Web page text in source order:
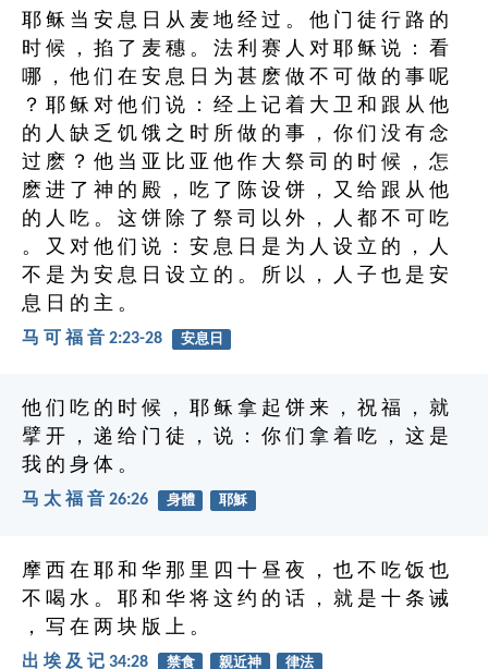
耶 稣 当 安 息 日 从 麦 地 经 过 。 他 门 徒 行 路 的
时 候 ， 掐 了 麦 穗 。 法 利 赛 人 对 耶 稣 说 ： 看
哪 ， 他 们 在 安 息 日 为 甚 麽 做 不 可 做 的 事 呢
？ 耶 稣 对 他 们 说 ： 经 上 记 着 大 卫 和 跟 从 他
的 人 缺 乏 饥 饿 之 时 所 做 的 事 ， 你 们 没 有 念
过 麽 ？ 他 当 亚 比 亚 他 作 大 祭 司 的 时 候 ， 怎
麽 进 了 神 的 殿 ， 吃 了 陈 设 饼 ， 又 给 跟 从 他
的 人 吃 。 这 饼 除 了 祭 司 以 外 ， 人 都 不 可 吃
。 又 对 他 们 说 ： 安 息 日 是 为 人 设 立 的 ， 人
不 是 为 安 息 日 设 立 的 。 所 以 ， 人 子 也 是 安
息 日 的 主 。
马 可 福 音 2:23-28 安息日
他 们 吃 的 时 候 ， 耶 稣 拿 起 饼 来 ， 祝 福 ， 就
擘 开 ， 递 给 门 徒 ， 说 ： 你 们 拿 着 吃 ， 这 是
我 的 身 体 。
马 太 福 音 26:26 身體 耶穌
摩 西 在 耶 和 华 那 里 四 十 昼 夜 ， 也 不 吃 饭 也
不 喝 水 。 耶 和 华 将 这 约 的 话 ， 就 是 十 条 诫
， 写 在 两 块 版 上 。
出 埃 及 记 34:28 禁食 親近神 律法